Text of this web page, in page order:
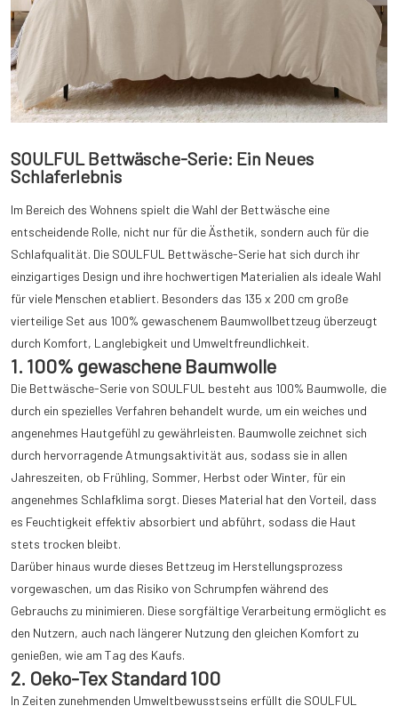
SOULFUL Bettwäsche-Serie: Ein Neues
Schlaferlebnis
Im Bereich des Wohnens spielt die Wahl der Bettwäsche eine
entscheidende Rolle, nicht nur für die Ästhetik, sondern auch für die
Schlafqualität. Die SOULFUL Bettwäsche-Serie hat sich durch ihr
einzigartiges Design und ihre hochwertigen Materialien als ideale Wahl
für viele Menschen etabliert. Besonders das 135 x 200 cm große
vierteilige Set aus 100% gewaschenem Baumwollbettzeug überzeugt
durch Komfort, Langlebigkeit und Umweltfreundlichkeit.
1. 100% gewaschene Baumwolle
Die Bettwäsche-Serie von SOULFUL besteht aus 100% Baumwolle, die
durch ein spezielles Verfahren behandelt wurde, um ein weiches und
angenehmes Hautgefühl zu gewährleisten. Baumwolle zeichnet sich
durch hervorragende Atmungsaktivität aus, sodass sie in allen
Jahreszeiten, ob Frühling, Sommer, Herbst oder Winter, für ein
angenehmes Schlafklima sorgt. Dieses Material hat den Vorteil, dass
es Feuchtigkeit effektiv absorbiert und abführt, sodass die Haut
stets trocken bleibt.
Darüber hinaus wurde dieses Bettzeug im Herstellungsprozess
vorgewaschen, um das Risiko von Schrumpfen während des
Gebrauchs zu minimieren. Diese sorgfältige Verarbeitung ermöglicht es
den Nutzern, auch nach längerer Nutzung den gleichen Komfort zu
genießen, wie am Tag des Kaufs.
2. Oeko-Tex Standard 100
In Zeiten zunehmenden Umweltbewusstseins erfüllt die SOULFUL